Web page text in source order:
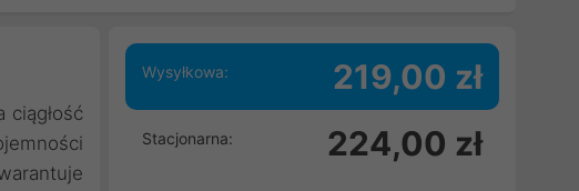
Wysyłkowa: 219,00 zł
Stacjonarna: 224,00 zł